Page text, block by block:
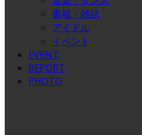
書籍・雑誌
アイドル
イベント
EVENT
REPORT
PHOTO